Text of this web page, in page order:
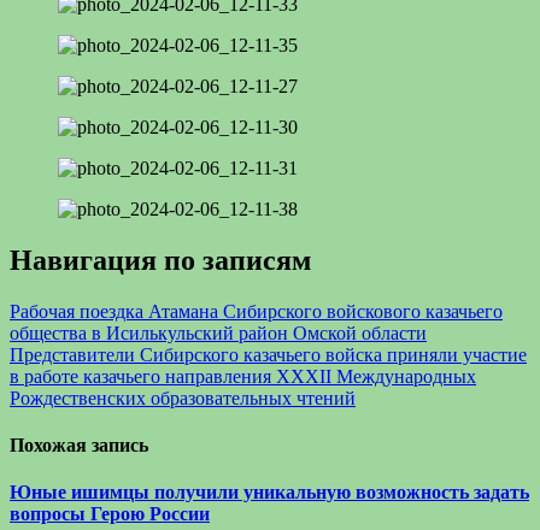
Навигация по записям
Рабочая поездка Атамана Сибирского войскового казачьего
общества в Исилькульский район Омской области
Представители Сибирского казачьего войска приняли участие
в работе казачьего направления XXXII Международных
Рождественских образовательных чтений
Похожая запись
Юные ишимцы получили уникальную возможность задать
вопросы Герою России